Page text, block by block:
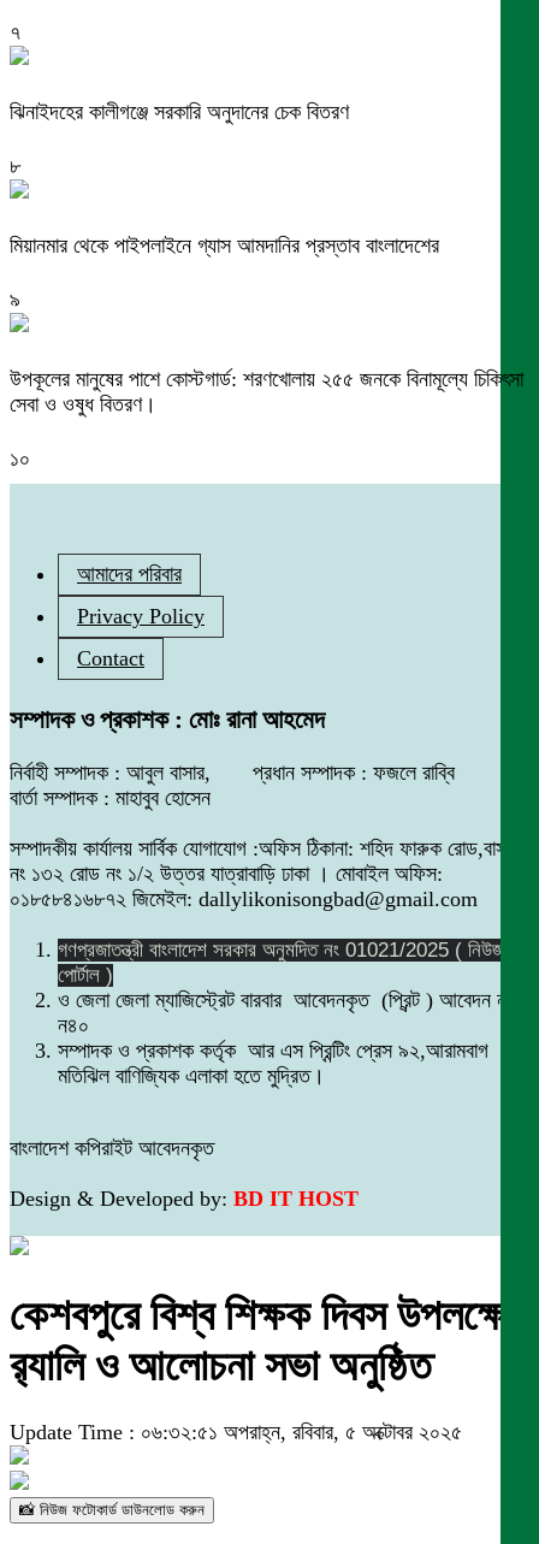
৭
ঝিনাইদহের কালীগঞ্জে সরকারি অনুদানের চেক বিতরণ
৮
মিয়ানমার থেকে পাইপলাইনে গ্যাস আমদানির প্রস্তাব বাংলাদেশের
৯
উপকূলের মানুষের পাশে কোস্টগার্ড: শরণখোলায় ২৫৫ জনকে বিনামূল্যে চিকিৎসা
সেবা ও ওষুধ বিতরণ।
১০
আমাদের পরিবার
Privacy Policy
Contact
সম্পাদক ও প্রকাশক : মোঃ রানা আহমেদ
নির্বাহী সম্পাদক : আবুল বাসার, প্রধান সম্পাদক : ফজলে রাব্বি
বার্তা সম্পাদক : মাহাবুব হোসেন
সম্পাদকীয় কার্যালয় সার্বিক যোগাযোগ :অফিস ঠিকানা: শহিদ ফারুক রোড,বাসা
নং ১৩২ রোড নং ১/২ উত্তর যাত্রাবাড়ি ঢাকা । মোবাইল অফিস:
০১৮৫৮৪১৬৮৭২ জিমেইল: dallylikonisongbad@gmail.com
গণপ্রজাতন্ত্রী বাংলাদেশ সরকার অনুমদিত নং 01021/2025 ( নিউজ
পোর্টাল )
ও জেলা জেলা ম্যাজিস্ট্রেট বারবার আবেদনকৃত (প্রিন্ট ) আবেদন নং
ন৪০
সম্পাদক ও প্রকাশক কর্তৃক আর এস প্রিন্টিং প্রেস ৯২,আরামবাগ
মতিঝিল বাণিজ্যিক এলাকা হতে মুদ্রিত।
বাংলাদেশ কপিরাইট আবেদনকৃত
Design & Developed by: BD IT HOST
কেশবপুরে বিশ্ব শিক্ষক দিবস উপলক্ষে
র‍্যালি ও আলোচনা সভা অনুষ্ঠিত
Update Time : ০৬:৩২:৫১ অপরাহ্ন, রবিবার, ৫ অক্টোবর ২০২৫
📸 নিউজ ফটোকার্ড ডাউনলোড করুন